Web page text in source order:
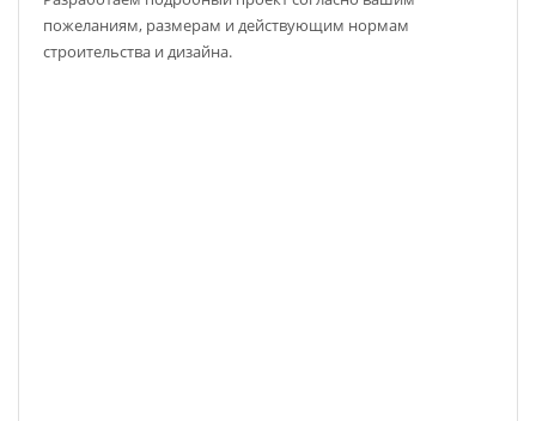
пожеланиям, размерам и действующим нормам
строительства и дизайна.